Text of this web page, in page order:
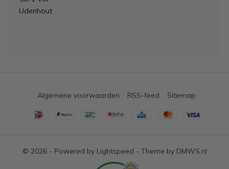
Udenhout
© 2026 - Powered by Lightspeed - Theme by DMWS.nl
Algemene voorwaarden RSS-feed Sitemap